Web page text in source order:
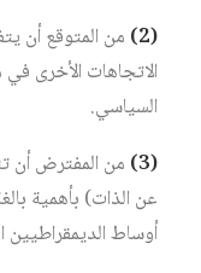
(2)
من المتوقع أن
الاتجاهات الأخرى
السياسي.
(3)
من المفترض أن
عن الذات) بأهمية
أوساط الديمقراطيين